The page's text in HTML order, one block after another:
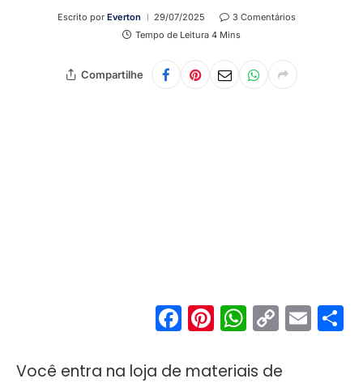
Escrito por Everton 29/07/2025
3 Comentários
Tempo de Leitura 4 Mins
Compartilhe
Facebook
Pinterest
Copy
Link
Você entra na loja de materiais de